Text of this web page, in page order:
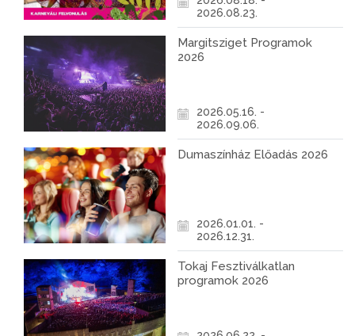
2026.08.23.
Margitsziget Programok
2026
2026.05.16. -
2026.09.06.
Dumaszínház Előadás 2026
2026.01.01. -
2026.12.31.
Tokaj Fesztiválkatlan
programok 2026